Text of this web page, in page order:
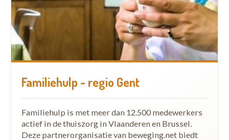
Familiehulp - regio Gent
Familiehulp is met meer dan 12.500 medewerkers
actief in de thuiszorg in Vlaanderen en Brussel.
Deze partnerorganisatie van beweging.net biedt